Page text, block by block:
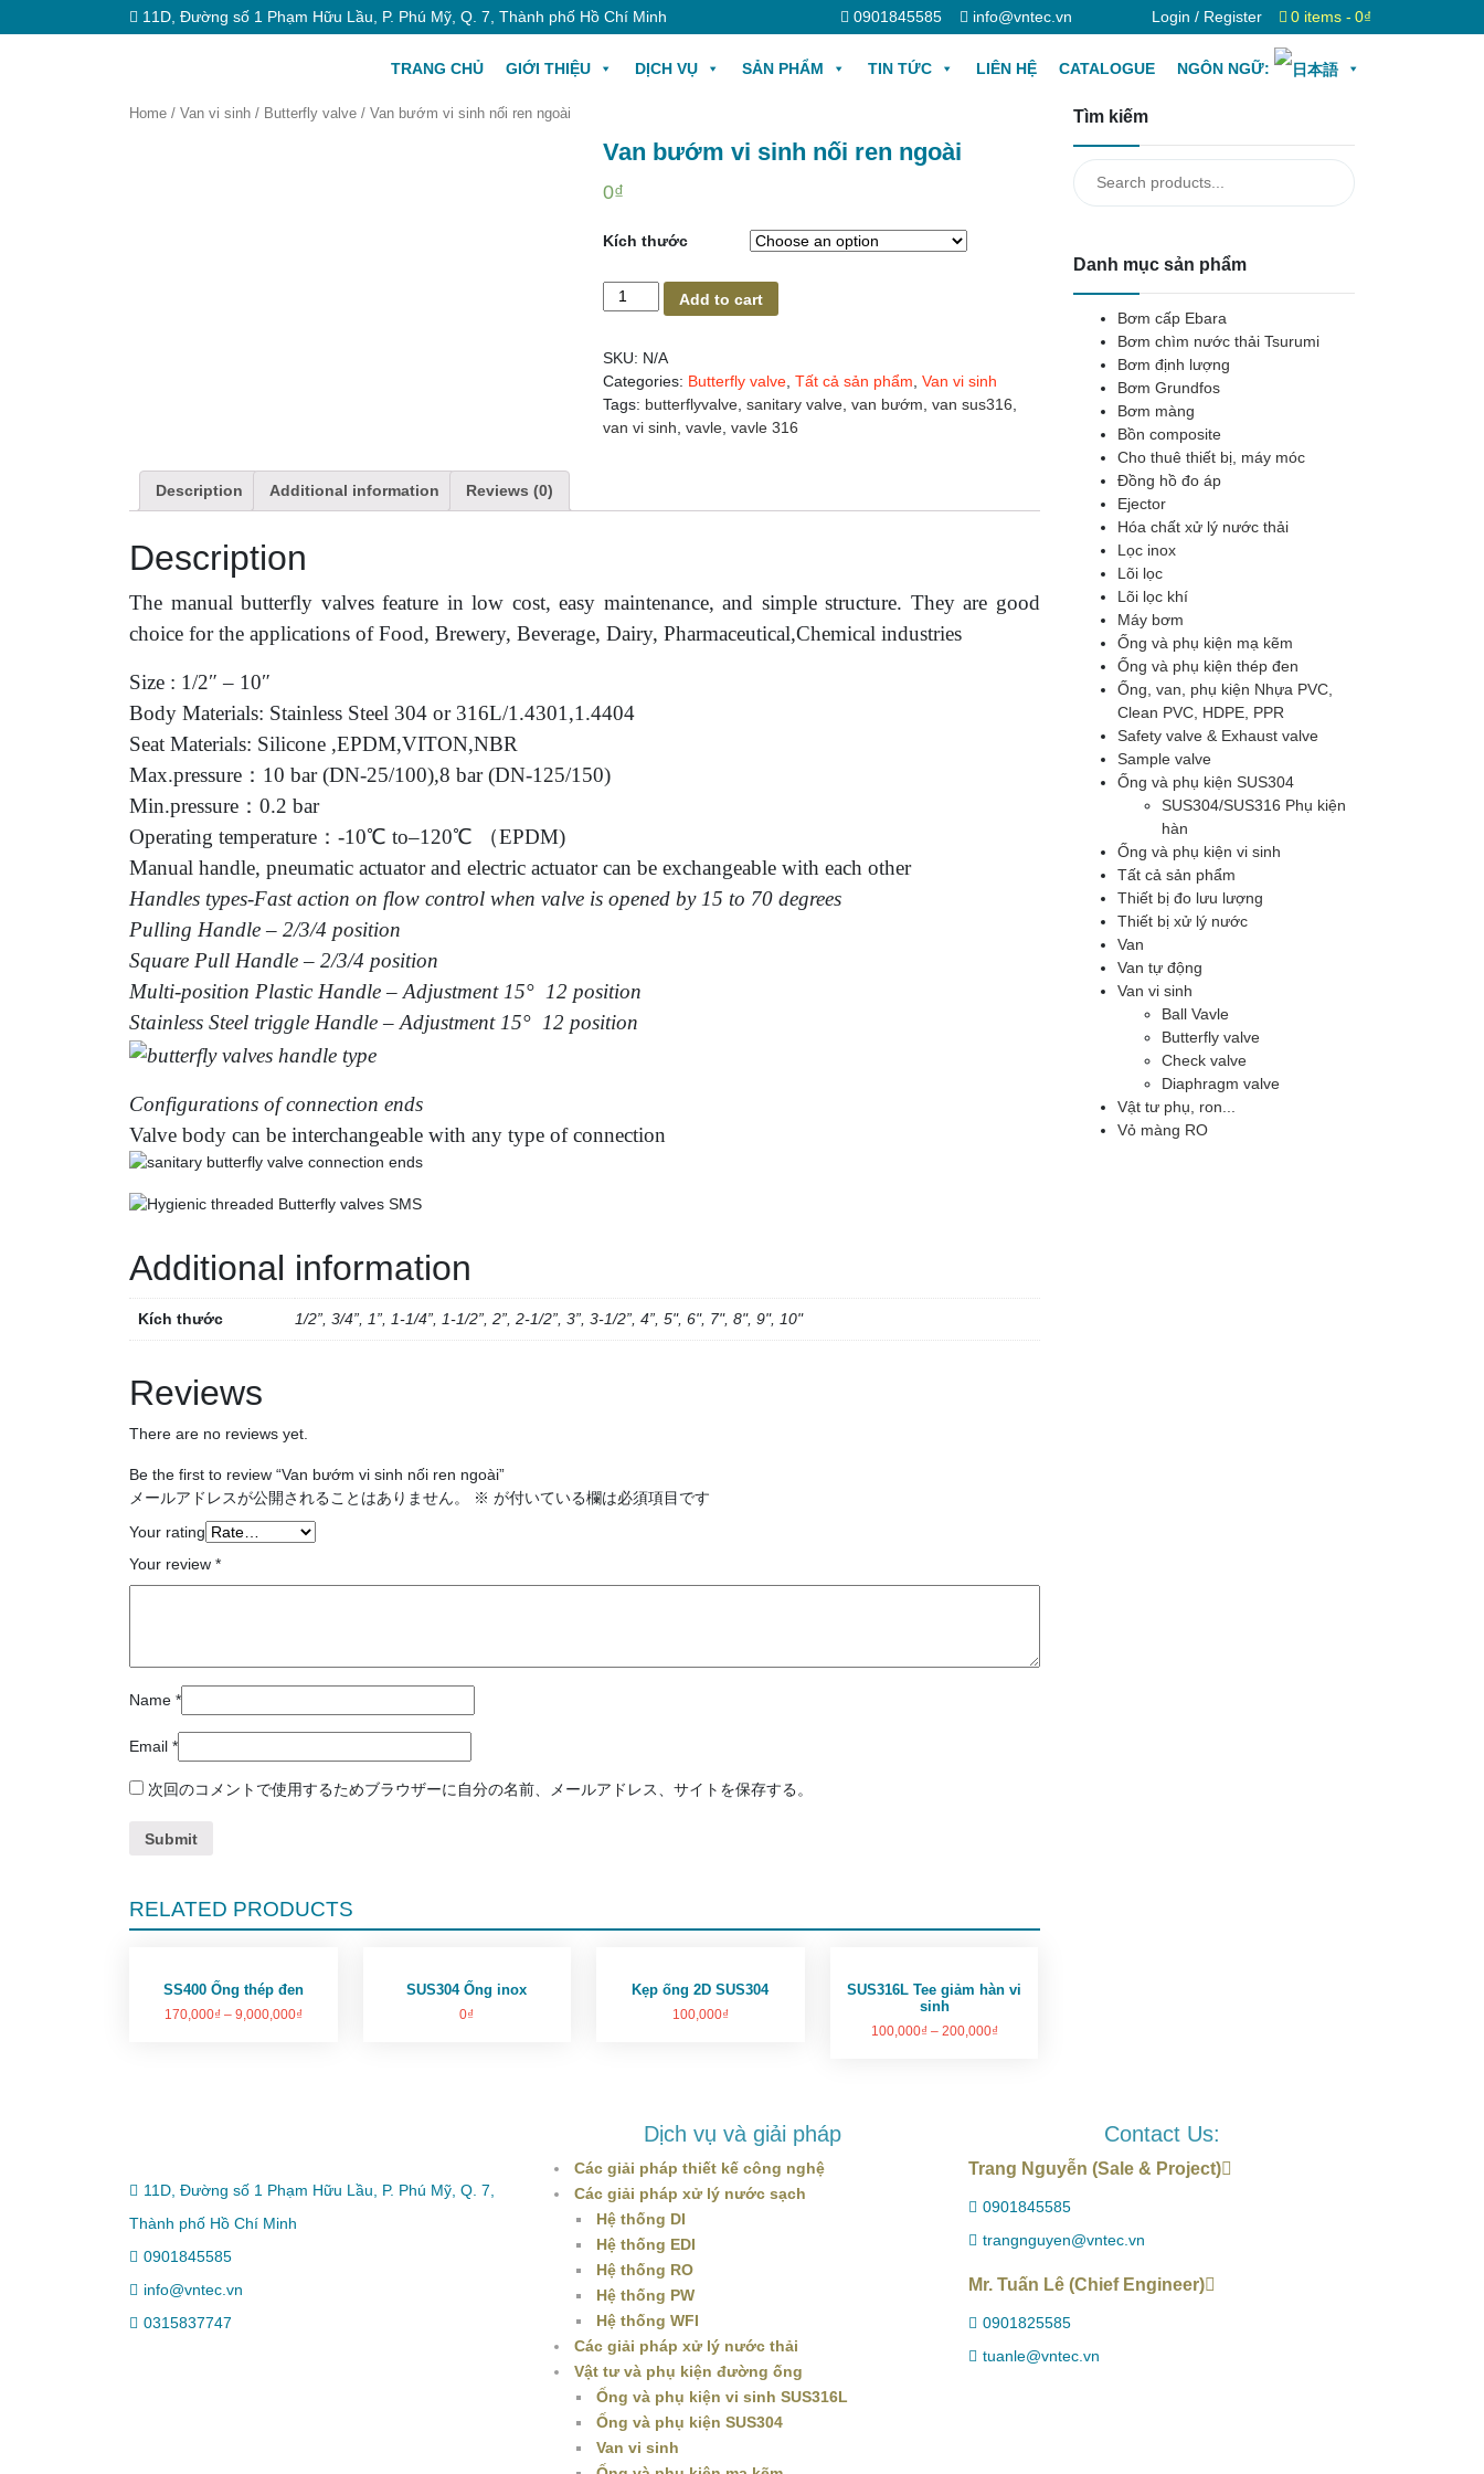
11D, Đường số 1 Phạm Hữu Lầu, P. Phú Mỹ, Q. 7, Thành phố Hồ Chí Minh 0901845585 info@vntec.vn Login / Register 0 items 0₫
TRANG CHỦ GIỚI THIỆU DỊCH VỤ SẢN PHẨM TIN TỨC LIÊN HỆ CATALOGUE NGÔN NGỮ:
Home / Van vi sinh / Butterfly valve / Van bướm vi sinh nối ren ngoài
Van bướm vi sinh nối ren ngoài
0₫
Kích thước
Van
bướm
sinh
nối
ren
ngoài
Add to cart
SKU: N/A
Categories: Butterfly valve Tất cả sản phẩm Van vi sinh
Tags: butterflyvalve sanitary valve van bướm van sus316
van vi sinh vavle vavle 316
Description Additional information Reviews (0)
Description
The manual butterfly valves feature in low cost, easy maintenance, and simple structure. They are good
choice for the applications of Food, Brewery, Beverage, Dairy, Pharmaceutical,Chemical industries
Size : 1/2″ – 10″
Body Materials: Stainless Steel 304 or 316L/1.4301,1.4404
Seat Materials: Silicone ,EPDM,VITON,NBR
Max.pressure：10 bar (DN-25/100),8 bar (DN-125/150)
Min.pressure：0.2 bar
Operating temperature：-10℃ to–120℃ （EPDM)
Manual handle, pneumatic actuator and electric actuator can be exchangeable with each other
Handles types-Fast action on flow control when valve is opened by 15 to 70 degrees
Pulling Handle – 2/3/4 position
Square Pull Handle – 2/3/4 position
Multi-position Plastic Handle – Adjustment 15° 12 position
Stainless Steel triggle Handle – Adjustment 15° 12 position
Configurations of connection ends
Valve body can be interchangeable with any type of connection
Additional information
Kích thước 1/2”, 3/4”, 1”, 1-1/4”, 1-1/2”, 2”, 2-1/2”, 3”, 3-1/2”, 4”, 5", 6", 7", 8", 9", 10"
Reviews
There are no reviews yet.
Be the first to review “Van bướm vi sinh nối ren ngoài”
メールアドレスが公開されることはありません。
※ が付いている欄は必須項目です
Your rating
Your review *
Name *
Email *
次回のコメントで使用するためブラウザーに自分の名前、メールアドレス、サイトを保存する。
RELATED PRODUCTS
SS400 Ống thép đen
170,000₫– 9,000,000₫
SUS304 Ống inox
0₫
Kẹp ống 2D SUS304
100,000₫
SUS316L Tee giảm hàn vi
sinh
100,000₫– 200,000₫
Tìm kiếm
Search
for:
Danh mục sản phẩm
Bơm cấp Ebara
Bơm chìm nước thải Tsurumi
Bơm định lượng
Bơm Grundfos
Bơm màng
Bồn composite
Cho thuê thiết bị, máy móc
Đồng hồ đo áp
Ejector
Hóa chất xử lý nước thải
Lọc inox
Lõi lọc
Lõi lọc khí
Máy bơm
Ống và phụ kiện mạ kẽm
Ống và phụ kiện thép đen
Ống, van, phụ kiện Nhựa PVC,
Clean PVC, HDPE, PPR
Safety valve & Exhaust valve
Sample valve
Ống và phụ kiện SUS304
SUS304/SUS316 Phụ kiện
hàn
Ống và phụ kiện vi sinh
Tất cả sản phẩm
Thiết bị đo lưu lượng
Thiết bị xử lý nước
Van
Van tự động
Van vi sinh
Ball Vavle
Butterfly valve
Check valve
Diaphragm valve
Vật tư phụ, ron...
Vỏ màng RO
11D, Đường số 1 Phạm Hữu Lầu, P. Phú Mỹ, Q. 7,
Thành phố Hồ Chí Minh
0901845585
info@vntec.vn
0315837747
Dịch vụ và giải pháp
Các giải pháp thiết kế công nghệ
Các giải pháp xử lý nước sạch
Hệ thống DI
Hệ thống EDI
Hệ thống RO
Hệ thống PW
Hệ thống WFI
Các giải pháp xử lý nước thải
Vật tư và phụ kiện đường ống
Ống và phụ kiện vi sinh SUS316L
Ống và phụ kiện SUS304
Van vi sinh
Contact Us:
Trang Nguyễn (Sale & Project)
0901845585
trangnguyen@vntec.vn
Mr. Tuấn Lê (Chief Engineer)
0901825585
tuanle@vntec.vn